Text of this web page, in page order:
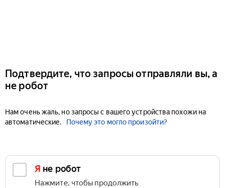
Подтвердите, что запросы отправляли вы, а
не робот
Нам очень жаль, но запросы с вашего устройства похожи на
автоматические.
Почему это могло произойти?
Я не робот
Нажмите, чтобы продолжить